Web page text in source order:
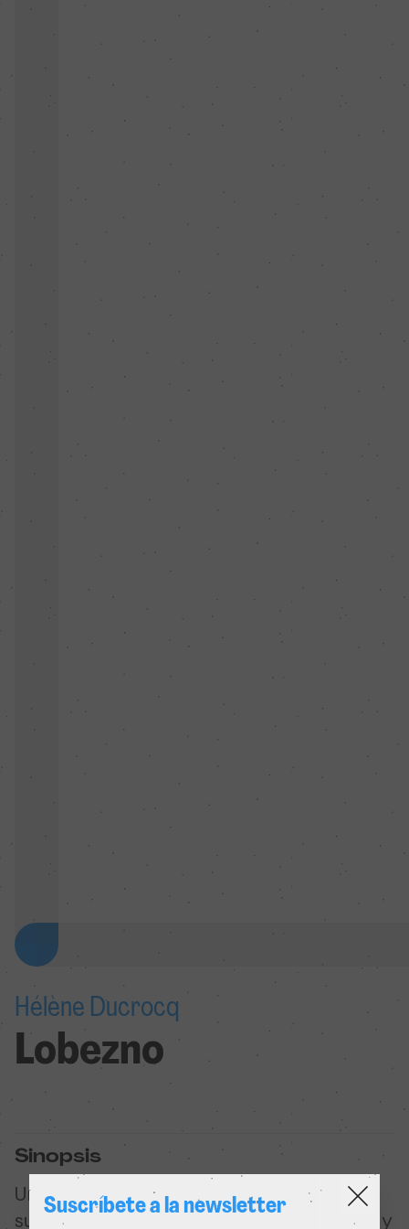
Hélène Ducrocq
Lobezno
Sinopsis
Un pequeño lobo se aventura a salir de
su madriguera por primera vez. Perdido y
Suscríbete a la newsletter